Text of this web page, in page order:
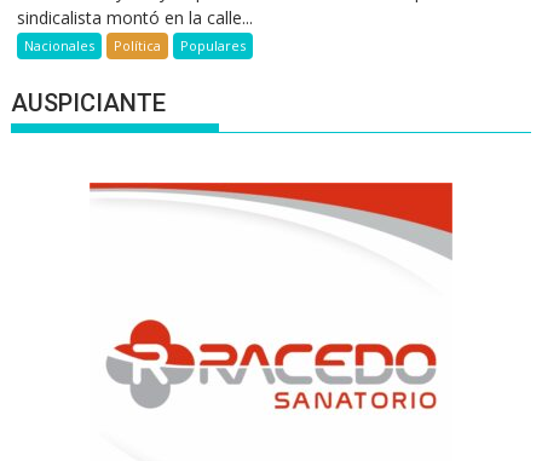
sindicalista montó en la calle...
Nacionales Política Populares
AUSPICIANTE